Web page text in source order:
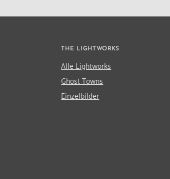
THE LIGHTWORKS
Alle Lightworks
Ghost Towns
Einzelbilder